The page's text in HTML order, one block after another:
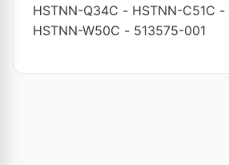
HSTNN-Q34C - HSTNN-C51C -
HSTNN-W50C - 513575-001